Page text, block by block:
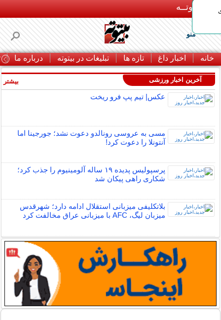
بـیتوتــه
منو
خانه اخبار داغ تازه ها تبلیغات در بیتوته درباره ما
آخرین اخبار ورزشی
عکس| تیم پپ فرو ریخت
مسی به عروسی رونالدو دعوت نشد؛ جورجینا اما
آنتونلا را دعوت کرد!
پرسپولیس پدیده ۱۹ ساله آلومینیوم را جذب کرد؛
شکاری راهی پیکان شد
بلاتکلیفی میزبانی استقلال ادامه دارد؛ شهرقدس
میزبان لیگ، AFC با میزبانی عراق مخالفت کرد
بیشتر